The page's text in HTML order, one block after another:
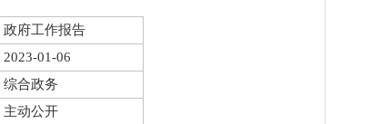
政府工作报告
2023-01-06
综合政务
主动公开